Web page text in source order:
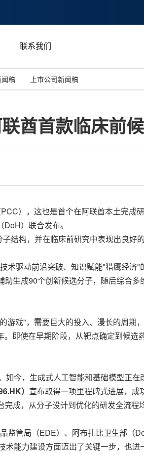
联系我们
投资并购
能源化工与环保
马来西亚
稿 上市公司新闻稿
酋首款临床前
），这也是首个在阿联酋本土完成
）联合发布。
结构，并在临床前研究中表现出良好
驱动前沿突破、知识赋能"猎鹰经济"
生成90个创新候选分子，随后综合
游戏"，需要巨大的投入、漫长的周期
即使在早期阶段，从靶点确定到候
今，生成式人工智能和基础模型正在
） 宣布取得一项里程碑式进展，
成，从分子设计到优化的研发全流程
管局（EDE）、阿布扎比卫生部（
能力建设方面迈出了关键一步，也进